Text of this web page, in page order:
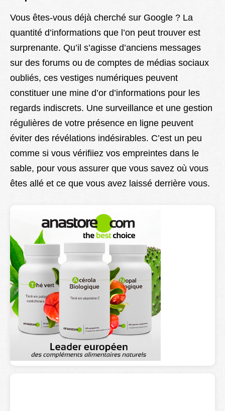
Vous êtes-vous déjà cherché sur Google ? La
quantité d’informations que l’on peut trouver est
surprenante. Qu’il s’agisse d’anciens messages
sur des forums ou de comptes de médias sociaux
oubliés, ces vestiges numériques peuvent
constituer une mine d’or d’informations pour les
regards indiscrets. Une surveillance et une gestion
régulières de votre présence en ligne peuvent
éviter des révélations indésirables. C’est un peu
comme si vous vérifiiez vos empreintes dans le
sable, pour vous assurer que vous savez où vous
êtes allé et ce que vous avez laissé derrière vous.